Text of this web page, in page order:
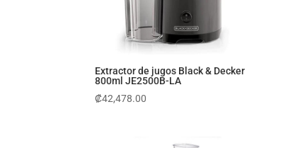
Extractor de jugos Black & Decker
800ml JE2500B-LA
₡42,478.00